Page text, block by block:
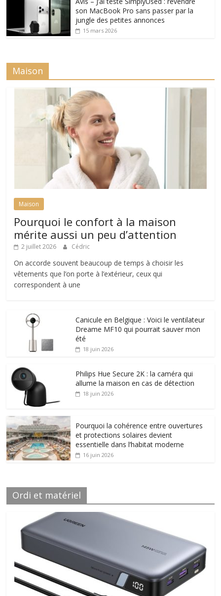
son MacBook Pro sans passer par la
jungle des petites annonces
15 mars 2026
Maison
Maison
Pourquoi le confort à la maison
mérite aussi un peu d’attention
2 juillet 2026 Cédric
On accorde souvent beaucoup de temps à choisir les
vêtements que l’on porte à l’extérieur, ceux qui
correspondent à une
Canicule en Belgique : Voici le ventilateur
Dreame MF10 qui pourrait sauver mon
été
18 juin 2026
Philips Hue Secure 2K : la caméra qui
allume la maison en cas de détection
18 juin 2026
Pourquoi la cohérence entre ouvertures
et protections solaires devient
essentielle dans l’habitat moderne
16 juin 2026
Ordi et matériel